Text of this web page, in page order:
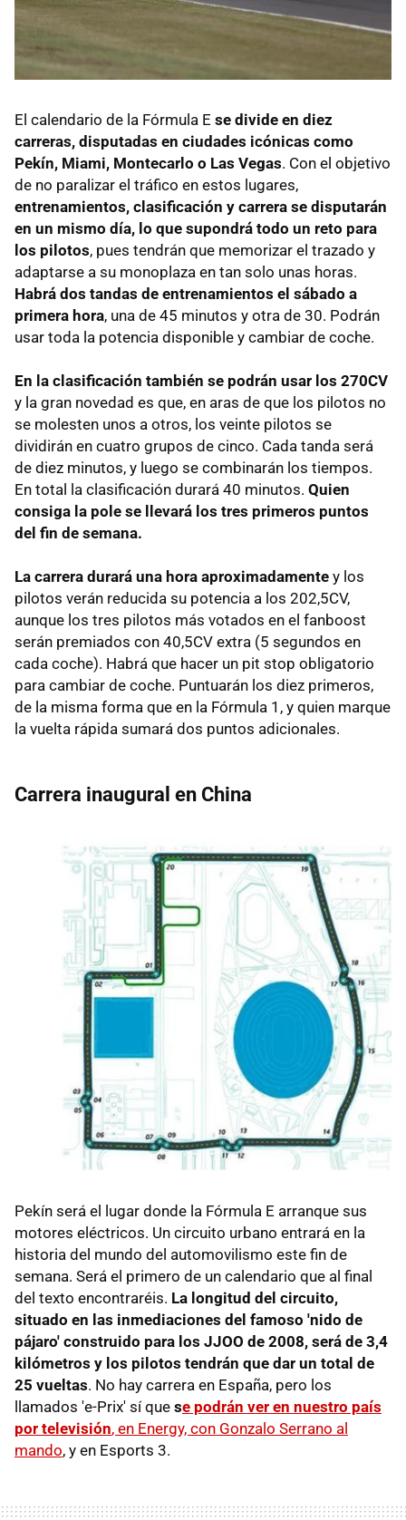
El calendario de la Fórmula E se divide en diez
carreras, disputadas en ciudades icónicas como
Pekín, Miami, Montecarlo o Las Vegas. Con el objetivo
de no paralizar el tráfico en estos lugares,
entrenamientos, clasificación y carrera se disputarán
en un mismo día, lo que supondrá todo un reto para
los pilotos, pues tendrán que memorizar el trazado y
adaptarse a su monoplaza en tan solo unas horas.
Habrá dos tandas de entrenamientos el sábado a
primera hora, una de 45 minutos y otra de 30. Podrán
usar toda la potencia disponible y cambiar de coche.
En la clasificación también se podrán usar los 270CV
y la gran novedad es que, en aras de que los pilotos no
se molesten unos a otros, los veinte pilotos se
dividirán en cuatro grupos de cinco. Cada tanda será
de diez minutos, y luego se combinarán los tiempos.
En total la clasificación durará 40 minutos. Quien
consiga la pole se llevará los tres primeros puntos
del fin de semana.
La carrera durará una hora aproximadamente y los
pilotos verán reducida su potencia a los 202,5CV,
aunque los tres pilotos más votados en el fanboost
serán premiados con 40,5CV extra (5 segundos en
cada coche). Habrá que hacer un pit stop obligatorio
para cambiar de coche. Puntuarán los diez primeros,
de la misma forma que en la Fórmula 1, y quien marque
la vuelta rápida sumará dos puntos adicionales.
Carrera inaugural en China
Pekín será el lugar donde la Fórmula E arranque sus
motores eléctricos. Un circuito urbano entrará en la
historia del mundo del automovilismo este fin de
semana. Será el primero de un calendario que al final
del texto encontraréis. La longitud del circuito,
situado en las inmediaciones del famoso 'nido de
pájaro' construido para los JJOO de 2008, será de 3,4
kilómetros y los pilotos tendrán que dar un total de
25 vueltas. No hay carrera en España, pero los
llamados 'e-Prix' sí que se podrán ver en nuestro país
por televisión, en Energy, con Gonzalo Serrano al
mando, y en Esports 3.